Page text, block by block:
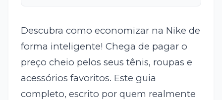
Descubra como economizar na Nike de
forma inteligente! Chega de pagar o
preço cheio pelos seus tênis, roupas e
acessórios favoritos. Este guia
completo, escrito por quem realmente